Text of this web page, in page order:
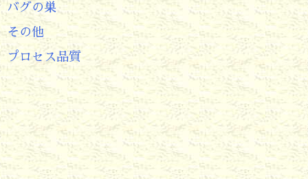
バグの巣
その他
プロセス品質